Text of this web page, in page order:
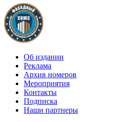
Об издании
Реклама
Архив номеров
Мероприятия
Контакты
Подписка
Наши партнеры